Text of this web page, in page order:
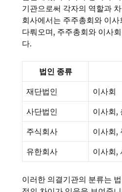
기관으로써 각자의 역할과
회사에서는 주주총회와 이
다뤄오며, 주주총회와 이사
다.
법인 종류
재단법인 이사회
사단법인 이사회,
주식회사 이사회,
유한회사 이사회,
이러한 의결기관의 분류는